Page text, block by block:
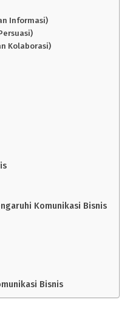
Informasi)
Kolaborasi)
Komunikasi Bisnis
Bisnis